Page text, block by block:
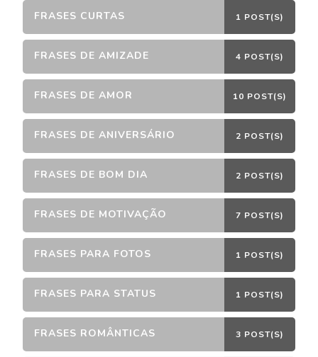
FRASES CURTAS 1 POST(S)
FRASES DE AMIZADE 4 POST(S)
FRASES DE AMOR 10 POST(S)
FRASES DE ANIVERSÁRIO 2 POST(S)
FRASES DE BOM DIA 2 POST(S)
FRASES DE MOTIVAÇÃO 7 POST(S)
FRASES PARA FOTOS 1 POST(S)
FRASES PARA STATUS 1 POST(S)
FRASES ROMÂNTICAS 3 POST(S)